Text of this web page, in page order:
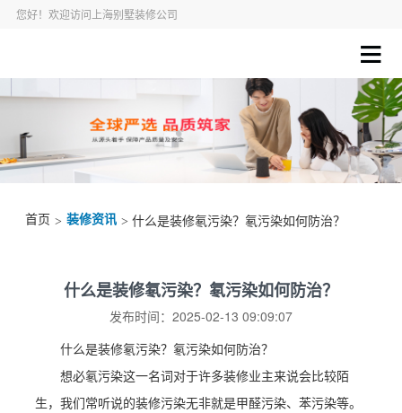
您好！欢迎访问上海别墅装修公司
首页 > 装修资讯 > 什么是装修氡污染？氡污染如何防治？
什么是装修氡污染？氡污染如何防治？
发布时间：2025-02-13 09:09:07
什么是装修氡污染？氡污染如何防治？
想必氡污染这一名词对于许多装修业主来说会比较陌
生，我们常听说的装修污染无非就是甲醛污染、苯污染等。